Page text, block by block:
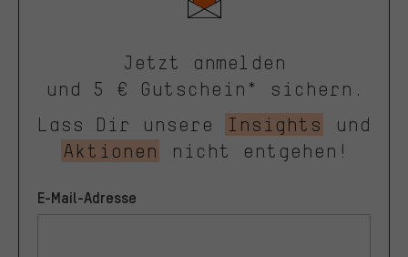
Jetzt anmelden
und 5 € Gutschein* sichern.
Lass Dir unsere
Insights
und
Aktionen
nicht entgehen!
E-Mail-Adresse